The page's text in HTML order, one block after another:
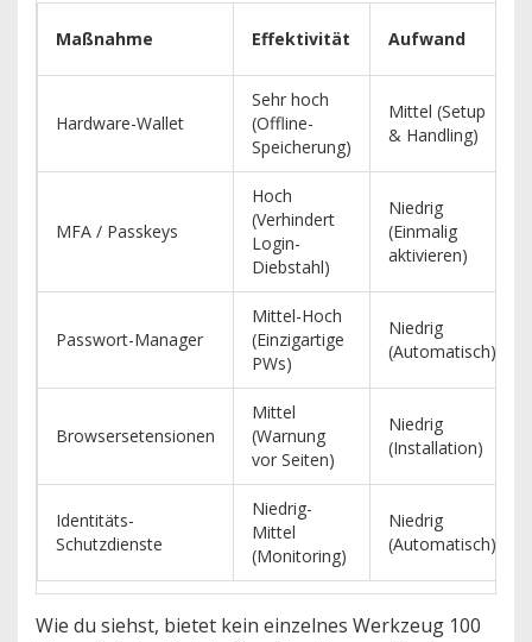
Maßnahme Effektivität Aufwand
Hardware-Wallet
Sehr hoch
(Offline-
Speicherung)
Mittel (Setup
& Handling)
MFA / Passkeys
Hoch
(Verhindert
Login-
Diebstahl)
Niedrig
(Einmalig
aktivieren)
Passwort-Manager
Mittel-Hoch
(Einzigartige
PWs)
Niedrig
(Automatisch)
Browsersetensionen
Mittel
(Warnung
vor Seiten)
Niedrig
(Installation)
Identitäts-
Schutzdienste
Niedrig-
Mittel
(Monitoring)
Niedrig
(Automatisch)
Wie du siehst, bietet kein einzelnes Werkzeug 100